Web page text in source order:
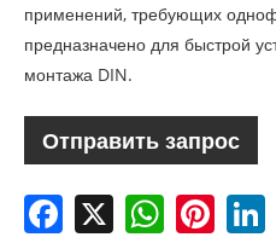
применений, требующих
предназначено для быстрой
монтажа DIN.
Отправить запрос
Facebook WhatsApp